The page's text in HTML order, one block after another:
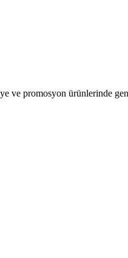
ve promosyon ürünlerinde